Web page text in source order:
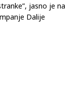
jasno je na
Dalije